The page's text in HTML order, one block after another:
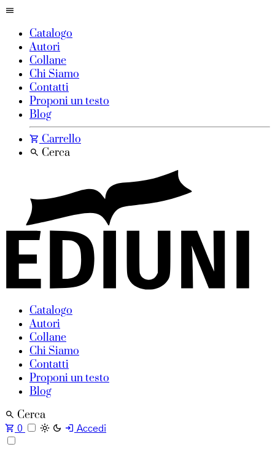
Catalogo
Autori
Collane
Chi Siamo
Contatti
Proponi un testo
Blog
Carrello
Cerca
Catalogo
Autori
Collane
Chi Siamo
Contatti
Proponi un testo
Blog
Cerca
0 Accedi